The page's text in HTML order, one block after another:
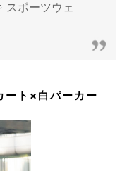
スポーツウェ
ート×白パーカー